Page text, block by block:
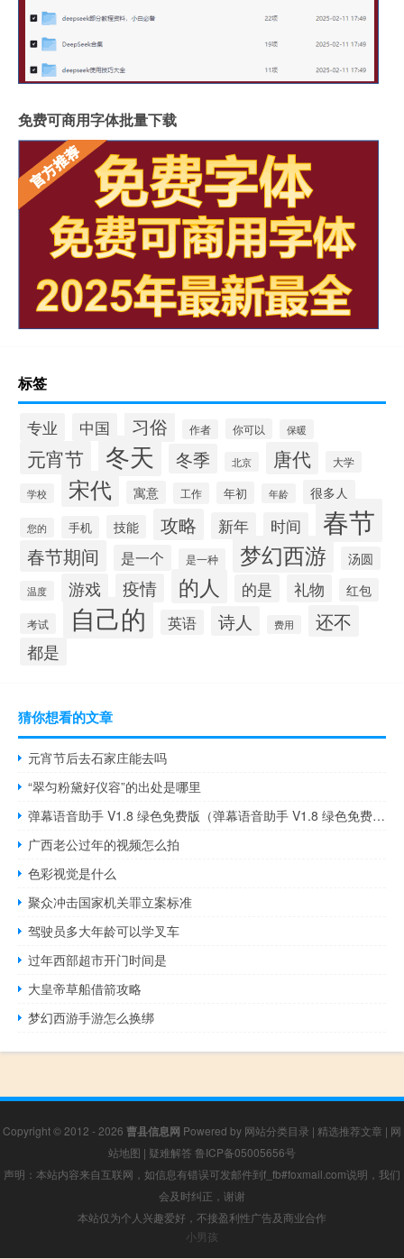
免费可商用字体批量下载
标签
专业 中国 习俗 作者 你可以 保暖
元宵节 冬天 冬季 北京 唐代 大学
学校 宋代 寓意 工作 年初 年龄 很多人
您的 手机 技能 攻略 新年 时间 春节
春节期间 是一个 是一种 梦幻西游 汤圆
温度 游戏 疫情 的人 的是 礼物 红包
考试 自己的 英语 诗人 费用 还不
都是
猜你想看的文章
元宵节后去石家庄能去吗
“翠匀粉黛好仪容”的出处是哪里
弹幕语音助手 V1.8 绿色免费版（弹幕语音助手 V1.8 绿色免费版功能简介）
广西老公过年的视频怎么拍
色彩视觉是什么
聚众冲击国家机关罪立案标准
驾驶员多大年龄可以学叉车
过年西部超市开门时间是
大皇帝草船借箭攻略
梦幻西游手游怎么换绑
Copyright © 2012 - 2026 曹县信息网 Powered by 网站分类目录 | 精选推荐文章 | 网
站地图 | 疑难解答 鲁ICP备05005656号
声明：本站内容来自互联网，如信息有错误可发邮件到f_fb#foxmail.com说明，我们
会及时纠正，谢谢
本站仅为个人兴趣爱好，不接盈利性广告及商业合作
小男孩